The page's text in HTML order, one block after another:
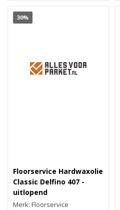
30%
Floorservice Hardwaxolie
Classic Delfino 407 -
uitlopend
Merk: Floorservice